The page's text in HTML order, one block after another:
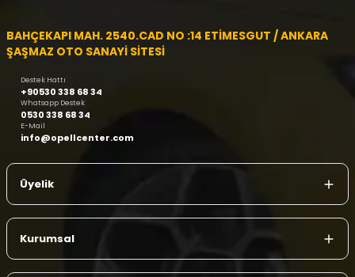
BAHÇEKAPI MAH. 2540.CAD NO :14 ETİMESGUT / ANKARA
ŞAŞMAZ OTO SANAYİ SİTESİ
Destek Hattı
+90530 338 68 34
Whatsapp Destek
0530 338 68 34
E-Mail
info@opellcenter.com
Üyelik
Kurumsal